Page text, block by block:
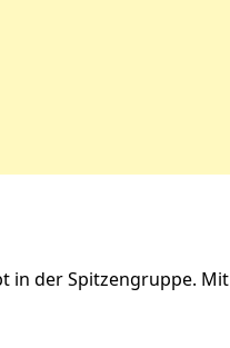
der Spitzengruppe.